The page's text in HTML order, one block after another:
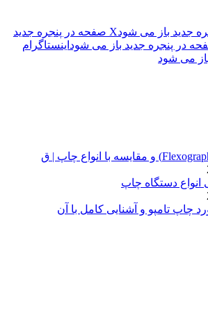
جدید باز می شود
X صفحه در پنجره جدید
در پنجره جدید باز می شود اینستاگرام
می شود
انواع دستگاه چاپ
چاپ تامپو و آشنایی کامل با آن